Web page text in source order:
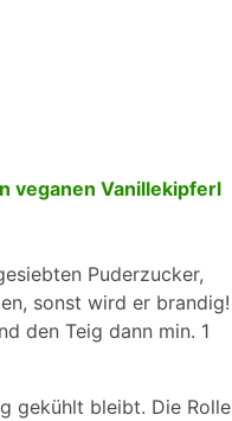
Puderzucker,
sonst wird er brandig!
den Teig dann min. 1
gekühlt bleibt. Die Rolle